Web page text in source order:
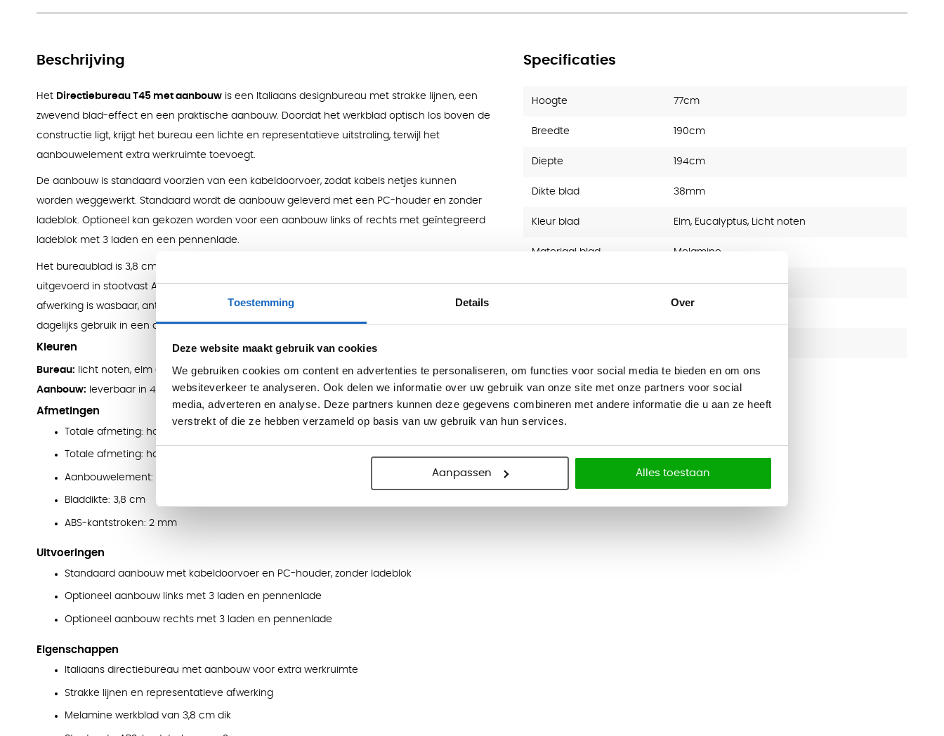
Toestemming Details Over
Deze website maakt gebruik van cookies
We gebruiken cookies om content en advertenties te personaliseren, om functies voor social media te bieden en om ons
websiteverkeer te analyseren. Ook delen we informatie over uw gebruik van onze site met onze partners voor social
media, adverteren en analyse. Deze partners kunnen deze gegevens combineren met andere informatie die u aan ze heeft
verstrekt of die ze hebben verzameld op basis van uw gebruik van hun services.
Aanpassen Alles toestaan
Beschrijving
Het Directiebureau T45 met aanbouw is een Italiaans designbureau met strakke lijnen, een
zwevend blad-effect en een praktische aanbouw. Doordat het werkblad optisch los boven de
constructie ligt, krijgt het bureau een lichte en representatieve uitstraling, terwijl het
aanbouwelement extra werkruimte toevoegt.
De aanbouw is standaard voorzien van een kabeldoorvoer, zodat kabels netjes kunnen
worden weggewerkt. Standaard wordt de aanbouw geleverd met een PC-houder en zonder
ladeblok. Optioneel kan gekozen worden voor een aanbouw links of rechts met geïntegreerd
ladeblok met 3 laden en een pennenlade.
Het bureaublad is 3,8 cm dik en afgewerkt met melamine. De rechte kantstroken zijn
uitgevoerd in stootvast ABS van 2 mm en sluiten aan bij het bovenblad. De melamine
afwerking is wasbaar, antikras en anti-reflecterend, waardoor het bureau geschikt is voor
dagelijks gebruik in een directie- of kantooromgeving.
Kleuren
Bureau: licht noten, elm en eucalyptus.
Aanbouw: leverbaar in 4 kleuren.
Afmetingen
Totale afmeting: hoogte 76,8 cm, breedte 200 cm, diepte 194 cm
Totale afmeting: hoogte 76,8 cm, breedte 220 cm, diepte 194 cm
Aanbouwelement: breedte 184 cm, diepte 59 cm
Bladdikte: 3,8 cm
ABS-kantstroken: 2 mm
Uitvoeringen
Standaard aanbouw met kabeldoorvoer en PC-houder, zonder ladeblok
Optioneel aanbouw links met 3 laden en pennenlade
Optioneel aanbouw rechts met 3 laden en pennenlade
Eigenschappen
Italiaans directiebureau met aanbouw voor extra werkruimte
Strakke lijnen en representatieve afwerking
Melamine werkblad van 3,8 cm dik
Specificaties
Hoogte 77cm
Breedte 190cm
Diepte 194cm
Dikte blad 38mm
Kleur blad Elm, Eucalyptus, Licht noten
Materiaal blad Melamine
Merk Quadrifoglio
Dikte Blad (mm) 38